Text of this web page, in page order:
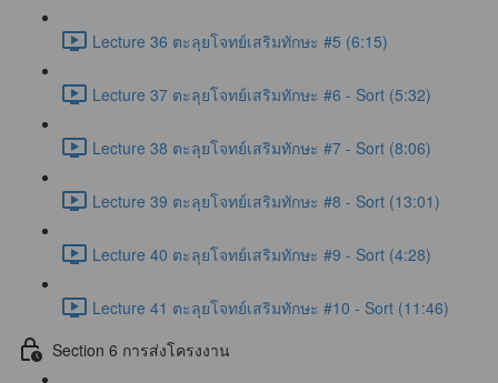
Lecture 36 ตะลุยโจทย์เสริมทักษะ #5 (6:15)
Lecture 37 ตะลุยโจทย์เสริมทักษะ #6 - Sort (5:32)
Lecture 38 ตะลุยโจทย์เสริมทักษะ #7 - Sort (8:06)
Lecture 39 ตะลุยโจทย์เสริมทักษะ #8 - Sort (13:01)
Lecture 40 ตะลุยโจทย์เสริมทักษะ #9 - Sort (4:28)
Lecture 41 ตะลุยโจทย์เสริมทักษะ #10 - Sort (11:46)
Section 6 การส่งโครงงาน